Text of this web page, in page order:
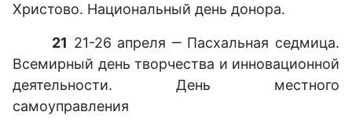
Христово. Национальный день донора.
21 21-26 апреля ‒ Пасхальная седмица.
Всемирный день творчества и инновационной
деятельности. День местного
самоуправления